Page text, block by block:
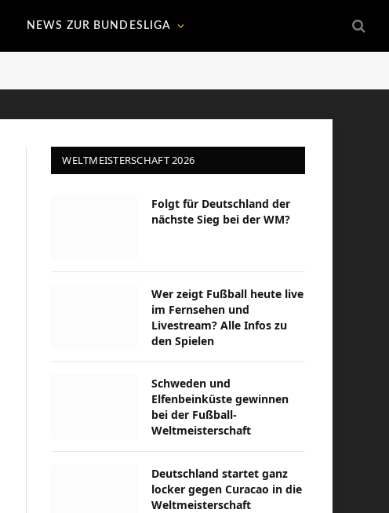
NEWS ZUR BUNDESLIGA
WELTMEISTERSCHAFT 2026
Folgt für Deutschland der
nächste Sieg bei der WM?
Wer zeigt Fußball heute live
im Fernsehen und
Livestream? Alle Infos zu
den Spielen
Schweden und
Elfenbeinküste gewinnen
bei der Fußball-
Weltmeisterschaft
Deutschland startet ganz
locker gegen Curacao in die
Weltmeisterschaft